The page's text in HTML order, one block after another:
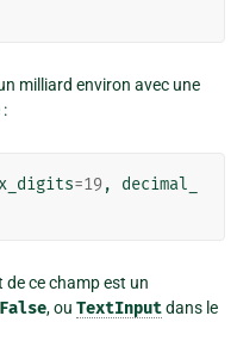
milliard environ avec une
=19,
decimal_
ce champ est un
False, ou TextInputdans le